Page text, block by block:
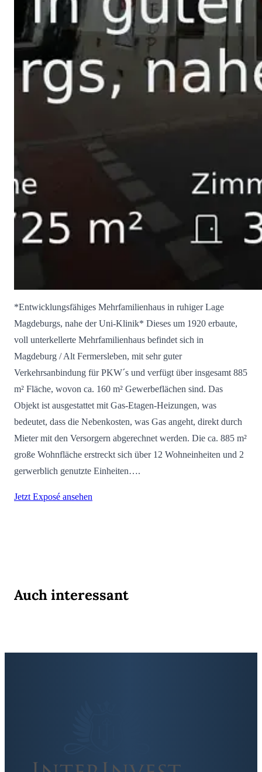
*Entwicklungsfähiges Mehrfamilienhaus in ruhiger Lage
Magdeburgs, nahe der Uni-Klinik* Dieses um 1920 erbaute,
voll unterkellerte Mehrfamilienhaus befindet sich in
Magdeburg / Alt Fermersleben, mit sehr guter
Verkehrsanbindung für PKW´s und verfügt über insgesamt 885
m² Fläche, wovon ca. 160 m² Gewerbeflächen sind. Das
Objekt ist ausgestattet mit Gas-Etagen-Heizungen, was
bedeutet, dass die Nebenkosten, was Gas angeht, direkt durch
Mieter mit den Versorgern abgerechnet werden. Die ca. 885 m²
große Wohnfläche erstreckt sich über 12 Wohneinheiten und 2
gerwerblich genutzte Einheiten….
Jetzt Exposé ansehen
Auch interessant